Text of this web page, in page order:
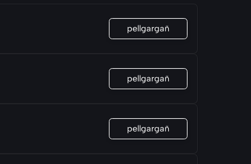
pellgargañ
pellgargañ
pellgargañ